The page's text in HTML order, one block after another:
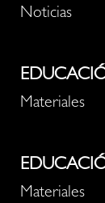
Noticias
Materiales
Materiales